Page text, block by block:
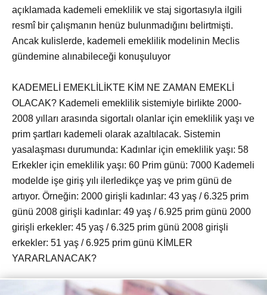
açıklamada kademeli emeklilik ve staj sigortasıyla ilgili
resmî bir çalışmanın henüz bulunmadığını belirtmişti.
Ancak kulislerde, kademeli emeklilik modelinin Meclis
gündemine alınabileceği konuşuluyor
KADEMELİ EMEKLİLİKTE KİM NE ZAMAN EMEKLİ
OLACAK? Kademeli emeklilik sistemiyle birlikte 2000-
2008 yılları arasında sigortalı olanlar için emeklilik yaşı ve
prim şartları kademeli olarak azaltılacak. Sistemin
yasalaşması durumunda: Kadınlar için emeklilik yaşı: 58
Erkekler için emeklilik yaşı: 60 Prim günü: 7000 Kademeli
modelde işe giriş yılı ilerledikçe yaş ve prim günü de
artıyor. Örneğin: 2000 girişli kadınlar: 43 yaş / 6.325 prim
günü 2008 girişli kadınlar: 49 yaş / 6.925 prim günü 2000
girişli erkekler: 45 yaş / 6.325 prim günü 2008 girişli
erkekler: 51 yaş / 6.925 prim günü KİMLER
YARARLANACAK?